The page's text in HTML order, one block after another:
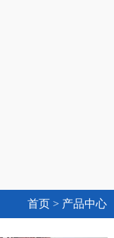
首页 > 产品中心